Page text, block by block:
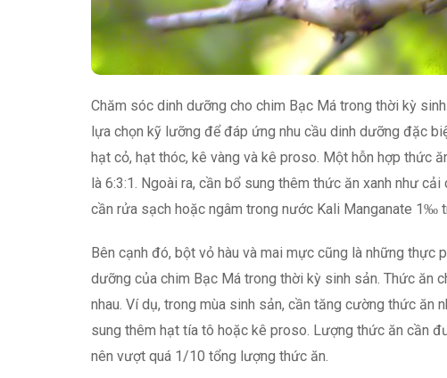
Chăm sóc dinh dưỡng cho chim Bạc Má trong thời kỳ
lựa chọn kỹ lưỡng để đáp ứng nhu cầu dinh dưỡng đặc
hạt cỏ, hạt thóc, kê vàng và kê proso. Một hỗn hợp thức
là 6:3:1. Ngoài ra, cần bổ sung thêm thức ăn xanh như
cần rửa sạch hoặc ngâm trong nước Kali Manganate 1‰
Bên cạnh đó, bột vỏ hàu và mai mực cũng là những thực
dưỡng của chim Bạc Má trong thời kỳ sinh sản. Thức ăn
nhau. Ví dụ, trong mùa sinh sản, cần tăng cường thức ăn
sung thêm hạt tía tô hoặc kê proso. Lượng thức ăn cần
nên vượt quá 1/10 tổng lượng thức ăn.